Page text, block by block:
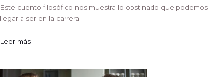
Este cuento filosófico nos muestra lo obstinado que podemos
llegar a ser en la carrera
Leer más